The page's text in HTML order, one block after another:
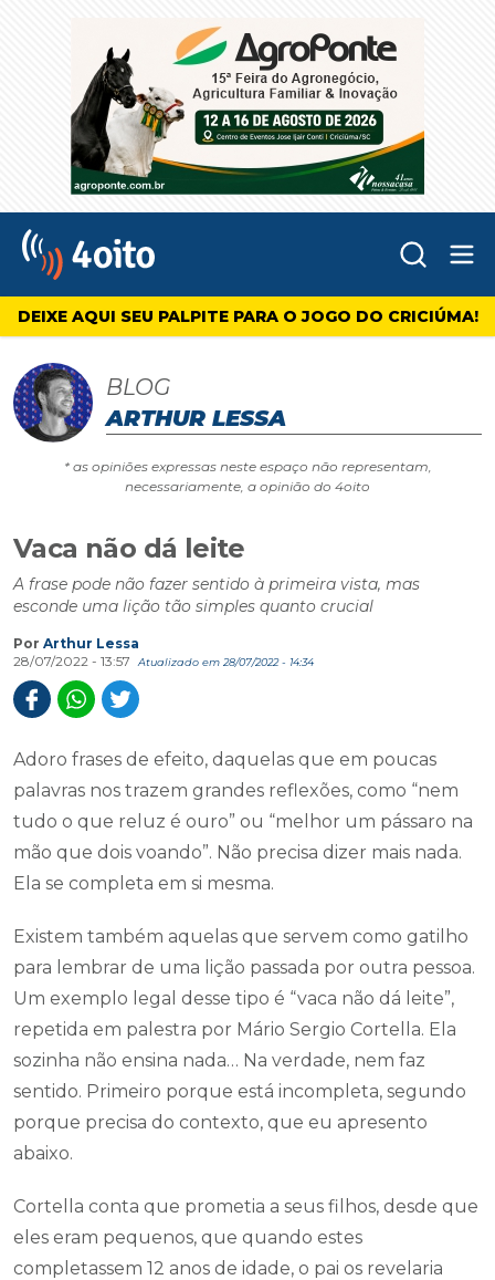
4oito
DEIXE AQUI SEU PALPITE PARA O JOGO DO CRICIÚMA!
BLOG
ARTHUR LESSA
* as opiniões expressas neste espaço não representam,
necessariamente, a opinião do 4oito
Vaca não dá leite
A frase pode não fazer sentido à primeira vista, mas
esconde uma lição tão simples quanto crucial
Por Arthur Lessa
28/07/2022 - 13:57
Atualizado em 28/07/2022 - 14:34
Adoro frases de efeito, daquelas que em poucas
palavras nos trazem grandes reflexões, como “nem
tudo o que reluz é ouro” ou “melhor um pássaro na
mão que dois voando”. Não precisa dizer mais nada.
Ela se completa em si mesma.
Existem também aquelas que servem como gatilho
para lembrar de uma lição passada por outra pessoa.
Um exemplo legal desse tipo é “vaca não dá leite”,
repetida em palestra por Mário Sergio Cortella. Ela
sozinha não ensina nada… Na verdade, nem faz
sentido. Primeiro porque está incompleta, segundo
porque precisa do contexto, que eu apresento
abaixo.
Cortella conta que prometia a seus filhos, desde que
eles eram pequenos, que quando estes
completassem 12 anos de idade, o pai os revelaria